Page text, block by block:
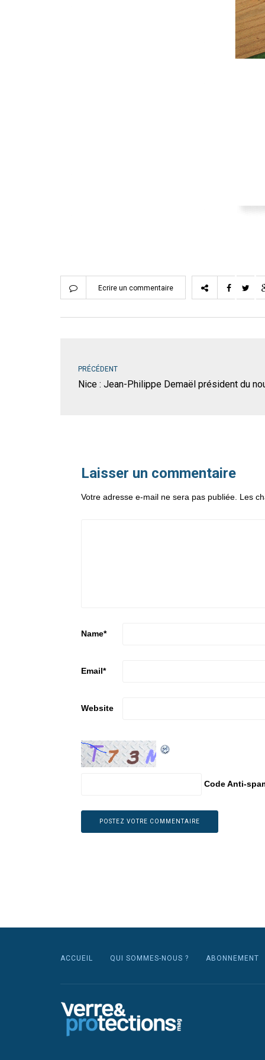
Ecrire un commentaire
PRÉCÉDENT
Nice : Jean-Philippe Demaël président du
Laisser un commentaire
Votre adresse e-mail ne sera pas publiée. Les
Name*
Email*
Website
Code Anti-
ACCUEIL QUI SOMMES-NOUS ? ABONNEMENT